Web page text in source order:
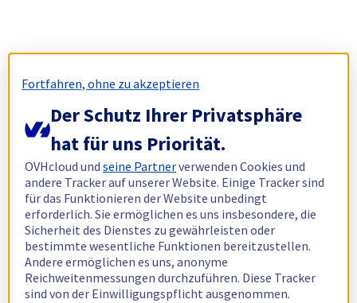
Fortfahren, ohne zu akzeptieren
Der Schutz Ihrer Privatsphäre
hat für uns Priorität.
OVHcloud undseine Partnerverwenden Cookies und
andere Tracker auf unserer Website. Einige Tracker sind
für das Funktionieren der Website unbedingt
erforderlich. Sie ermöglichen es uns insbesondere, die
Sicherheit des Dienstes zu gewährleisten oder
bestimmte wesentliche Funktionen bereitzustellen.
Andere ermöglichen es uns, anonyme
Reichweitenmessungen durchzuführen. Diese Tracker
sind von der Einwilligungspflicht ausgenommen.